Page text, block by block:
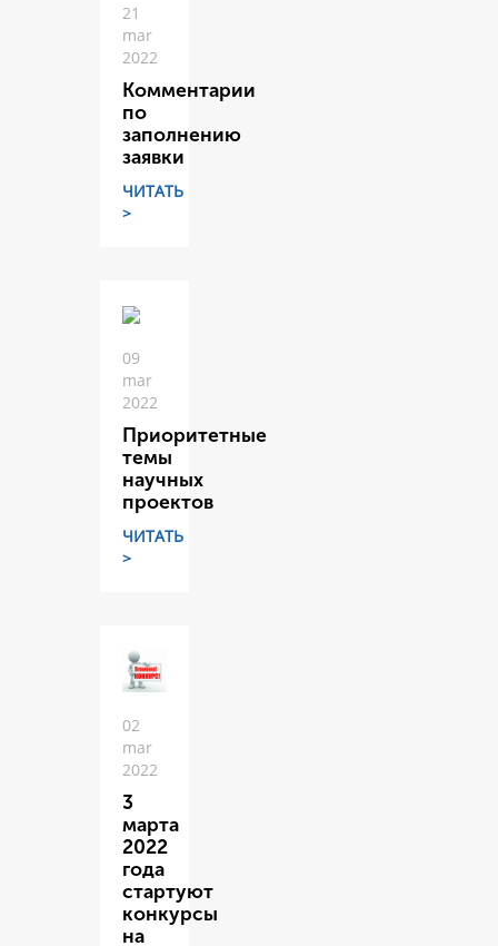
21
mar
2022
Комментарии
по
заполнению
заявки
ЧИТАТЬ
>
09
mar
2022
Приоритетные
темы
научных
проектов
ЧИТАТЬ
>
02
mar
2022
3
марта
2022
года
стартуют
конкурсы
на